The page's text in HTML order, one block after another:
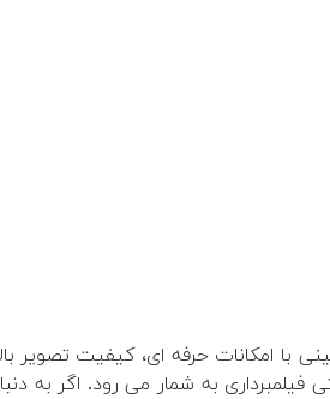
با امکانات حرفه ای، کیفیت تصویر